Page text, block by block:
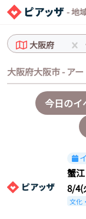
- 地
大阪府
大阪府大阪市 - ア
今日のイ
蟹
8/4(
文化